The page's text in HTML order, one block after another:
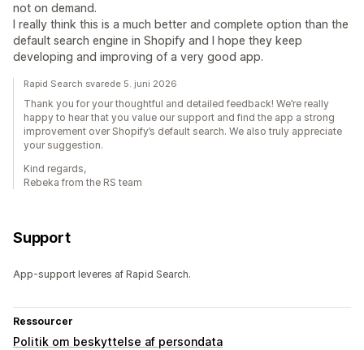
not on demand.
I really think this is a much better and complete option than the
default search engine in Shopify and I hope they keep
developing and improving of a very good app.
Rapid Search svarede 5. juni 2026
Thank you for your thoughtful and detailed feedback! We’re really
happy to hear that you value our support and find the app a strong
improvement over Shopify’s default search. We also truly appreciate
your suggestion.
Kind regards,
Rebeka from the RS team
Support
App-support leveres af Rapid Search.
Ressourcer
Politik om beskyttelse af persondata